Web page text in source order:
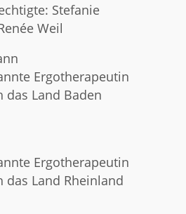
Stefanie
Weil
Ergotherapeutin
das Land Baden
Ergotherapeutin
das Land Rheinland